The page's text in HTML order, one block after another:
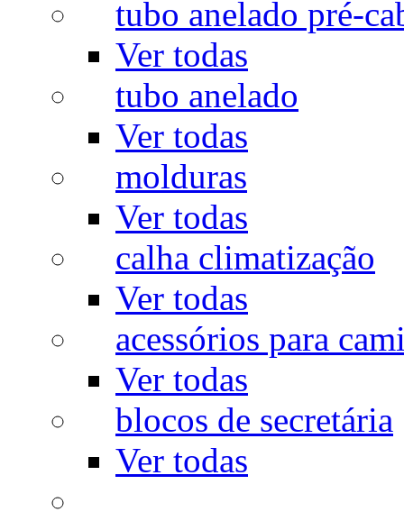
tubo anelado pré-
Ver todas
tubo anelado
Ver todas
molduras
Ver todas
calha climatização
Ver todas
acessórios para
Ver todas
blocos de secretária
Ver todas